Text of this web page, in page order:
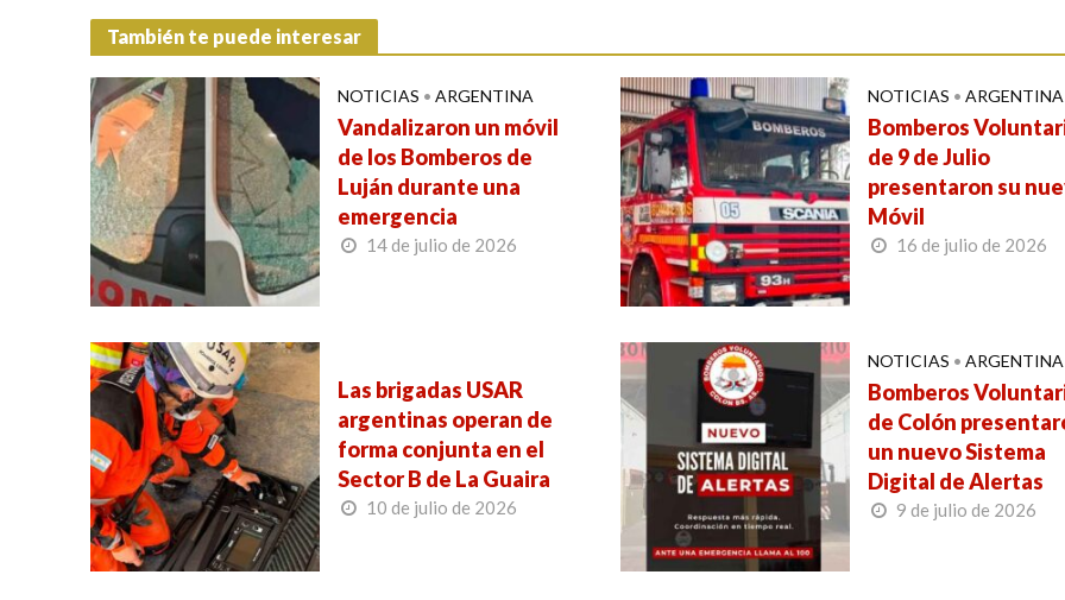
También te puede interesar
NOTICIAS • ARGENTINA
Vandalizaron un móvil
de los Bomberos de
Luján durante una
emergencia
14 de julio de 2026
NOTICIAS • ARGENTINA
Bomberos
de 9 de Julio
presentaron su
Móvil
16 de julio de 2026
Las brigadas USAR
argentinas operan de
forma conjunta en el
Sector B de La Guaira
10 de julio de 2026
NOTICIAS • ARGENTINA
Bomberos
de Colón
un nuevo Sistema
Digital de Alertas
9 de julio de 2026